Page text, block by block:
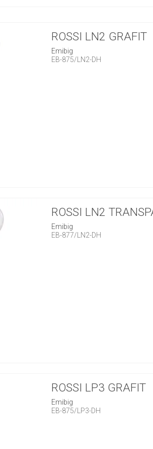
ROSSI LN2 GRAFIT
Emibig
EB-875/LN2-DH
ROSSI LN2
Emibig
EB-877/LN2-DH
ROSSI LP3 GRAFIT
Emibig
EB-875/LP3-DH